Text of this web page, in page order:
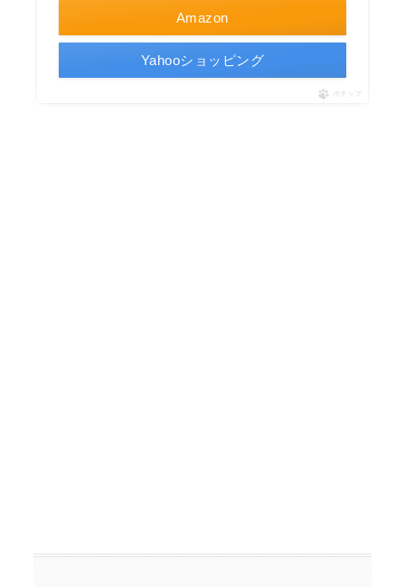
Amazon
Yahooショッピング
ポチップ